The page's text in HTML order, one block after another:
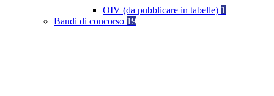
OIV (da pubblicare in tabelle) 1
Bandi di concorso 19